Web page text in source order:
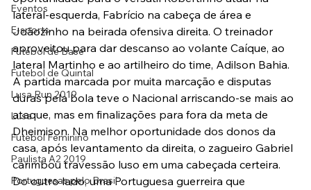
Eventos
E-sports
Futebol de Base
Futebol de Quintal
Lusa Run 2019
Lusa
Futebol Feminino
Paulista A2 2019
Portuguesas pelo Brasil
lateral-esquerda, Fabrício na cabeça de área e
Joãozinho na beirada ofensiva direita. O treinador
aproveitou para dar descanso ao volante Caíque, ao
lateral Martinho e ao artilheiro do time, Adilson Bahia.
A partida marcada por muita marcação e disputas
duras pela bola teve o Nacional arriscando-se mais ao
ataque, mas em finalizações para fora da meta de
Dheimison. Na melhor oportunidade dos donos da
casa, após levantamento da direita, o zagueiro Gabriel
carimbou travessão luso em uma cabeçada certeira.
Do outro lado, uma Portuguesa guerreira que